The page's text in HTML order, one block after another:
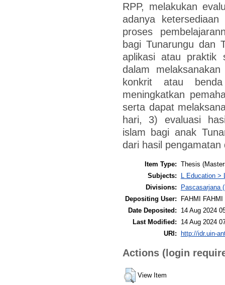
RPP, melakukan
adanya
proses
bagi Tunarungu dan
aplikasi atau praktik
dalam
konkrit atau
meningkatkan
serta dapat
hari, 3) evaluasi
islam bagi anak
dari hasil
Item Type: Thesis
Subjects:
L Education >
Divisions:
Pascasarjana
Depositing User:
FAHMI FAHMI
Date Deposited:
14 Aug 2024
Last Modified:
14 Aug 2024
URI: http://idr.uin-
Actions (login
View Item